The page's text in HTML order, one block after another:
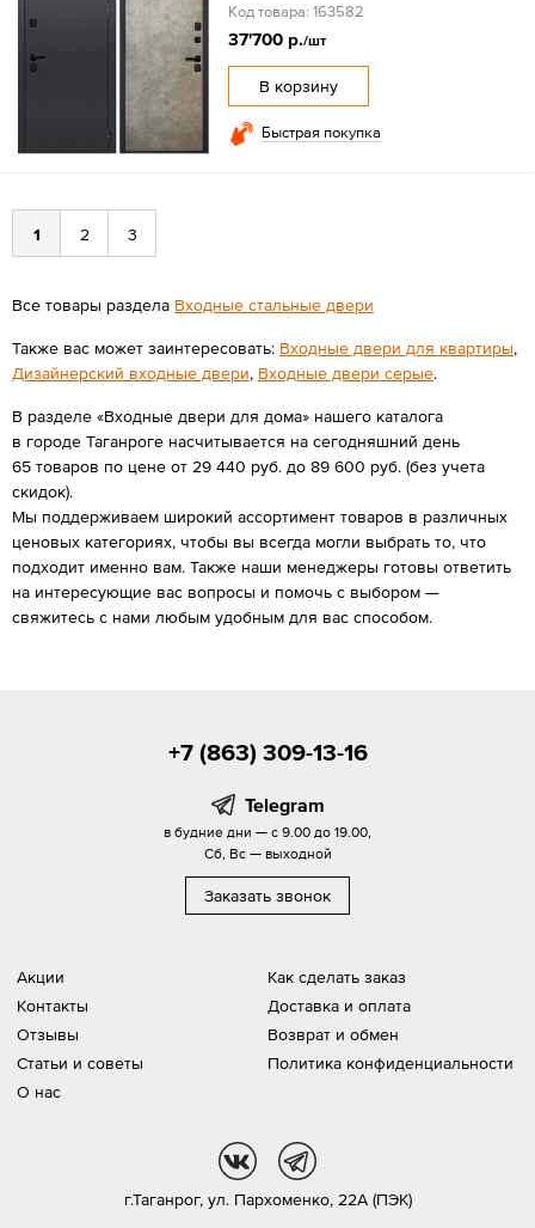
Код товара: 163582
37'700 р./шт
В корзину
Быстрая покупка
1 2 3
Все товары раздела Входные стальные двери
Также вас может заинтересовать: Входные двери для квартиры,
Дизайнерский входные двери, Входные двери серые.
В разделе «Входные двери для дома» нашего каталога
в городе Таганроге насчитывается на сегодняшний день
65 товаров по цене от 29 440 руб. до 89 600 руб. (без учета
скидок).
Мы поддерживаем широкий ассортимент товаров в различных
ценовых категориях, чтобы вы всегда могли выбрать то, что
подходит именно вам. Также наши менеджеры готовы ответить
на интересующие вас вопросы и помочь с выбором —
свяжитесь с нами любым удобным для вас способом.
Акции
Контакты
Отзывы
Статьи и советы
О нас
Как сделать заказ
Доставка и оплата
Возврат и обмен
Политика конфиденциальности
+7 (863) 309-13-16
Telegram
в будние дни — с 9.00 до 19.00,
Сб, Вс — выходной
Заказать звонок
г.Таганрог, ул. Пархоменко, 22А (ПЭК)
vk